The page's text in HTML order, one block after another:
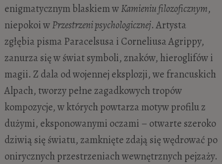
enigmatycznym blaskiem wKamieniu filozoficznym,
niepokoi wPrzestrzeni psychologicznej. Artysta
zgłębia pisma Paracelsusa i Corneliusa Agrippy,
zanurza się w świat symboli, znaków, hieroglifów i
magii. Z dala od wojennej eksplozji, we francuskich
Alpach, tworzy pełne zagadkowych tropów
kompozycje, w których powtarza motyw profilu z
dużymi, eksponowanymi oczami – otwarte szeroko
dziwią się światu, zamknięte zdają się wędrować po
onirycznych przestrzeniach wewnętrznych pejzaży.